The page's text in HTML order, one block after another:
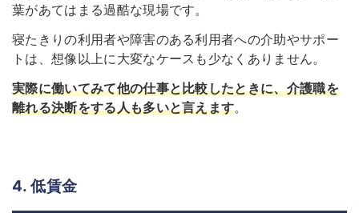
葉があてはまる過酷な現場です。
寝たきりの利用者や障害のある利用者への介助やサポー
トは、想像以上に大変なケースも少なくありません。
実際に働いてみて他の仕事と比較したときに、介護職を
離れる決断をする人も多いと言えます。
4. 低賃金